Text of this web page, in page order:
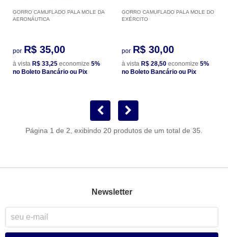
GORRO CAMUFLADO PALA MOLE DA
AERONÁUTICA
por R$ 35,00
à vista R$ 33,25 economize 5%
no Boleto Bancário ou Pix
GORRO CAMUFLADO PALA MOLE DO
EXÉRCITO
por R$ 30,00
à vista R$ 28,50 economize 5%
no Boleto Bancário ou Pix
Página 1 de 2, exibindo 20 produtos de um total de 35.
Newsletter